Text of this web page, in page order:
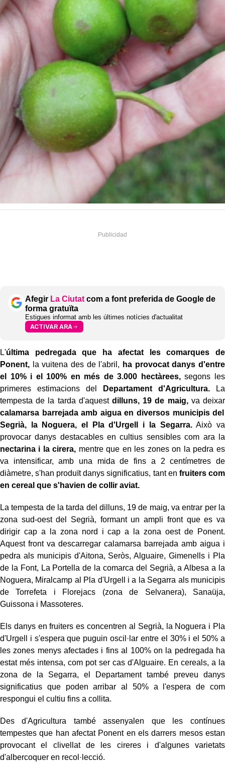
Afegir La Ciutatcom a font preferida de Google de
forma gratuïta
Estigues informat amb les últimes notícies d'actualitat
ACTIVAR ARA
L'última pedregada que ha afectat les comarques de
Ponent, la vuitena des de l'abril, ha provocat danys d'entre
el 10% i el 100% en més de 3.000 hectàrees,segons les
primeres estimacions del
Departament d'Agricultura.La
tempesta de la tarda d'aquest dilluns, 19 de maig,va deixar
calamarsa barrejada amb aigua en diversos municipis del
Segrià, la Noguera, el Pla d'Urgell i la Segarra.Això va
provocar danys destacables en cultius sensibles com ara la
nectarina i la cirera, mentre que en les zones on la pedra es
va intensificar, amb una mida de fins a 2 centímetres de
diàmetre, s'han produït danys significatius, tant en fruiters com
en cereal que s'havien de collir aviat.
La tempesta de la tarda del dilluns, 19 de maig, va entrar per la
zona sud-oest del Segrià, formant un ampli front que es va
dirigir cap a la zona nord i cap a la zona oest de Ponent.
Aquest front va descarregar calamarsa barrejada amb aigua i
pedra als municipis d'Aitona, Seròs, Alguaire, Gimenells i Pla
de la Font, La Portella de la comarca del Segrià, a Albesa a la
Noguera, Miralcamp al Pla d'Urgell i a la Segarra als municipis
de Torrefeta i Florejacs (zona de Selvanera), Sanaüja,
Guissona i Massoteres.
Els danys en fruiters es concentren al Segrià, la Noguera i Pla
d'Urgell i s'espera que puguin oscil·lar entre el 30% i el 50% a
les zones menys afectades i fins al 100% on la pedregada ha
estat més intensa, com pot ser cas d'Alguaire. En cereals, a la
zona de la Segarra, el Departament també preveu danys
significatius que poden arribar al 50% a l'espera de com
respongui el cultiu fins a collita.
Des d'Agricultura també assenyalen que les contínues
tempestes que han afectat Ponent en els darrers mesos estan
provocant el clivellat de les cireres i d'algunes varietats
d'albercoquer en recol·lecció.